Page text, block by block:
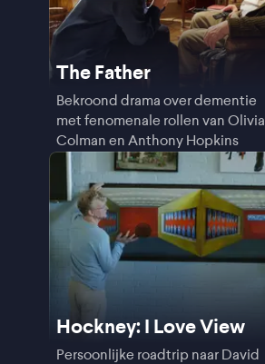
The Father
Bekroond drama over dementie
met fenomenale rollen van Olivia
Colman en Anthony Hopkins
Hockney: I Love View
Persoonlijke roadtrip naar David